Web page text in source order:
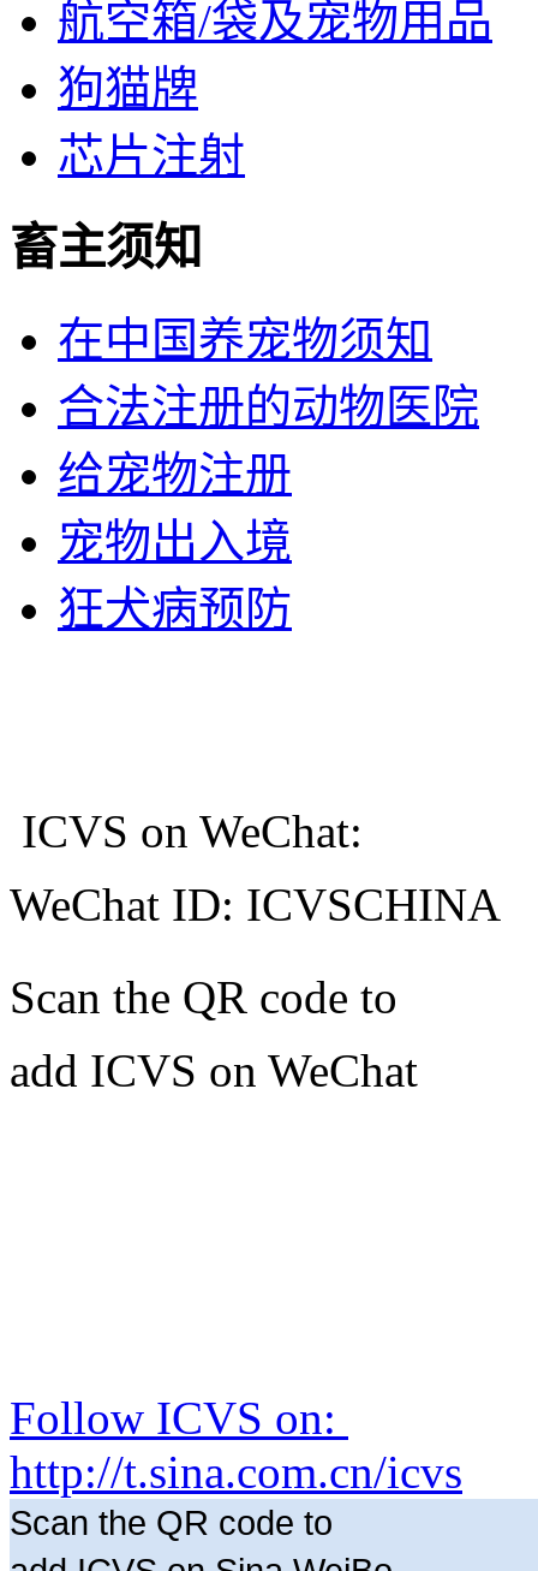
航空箱/袋及宠物用品
狗猫牌
芯片注射
畜主须知
在中国养宠物须知
合法注册的动物医院
给宠物注册
宠物出入境
狂犬病预防
ICVS on WeChat:
WeChat ID: ICVSCHINA
Scan the QR code to
add ICVS on WeChat
Follow ICVS on:
http://t.sina.com.cn/icvs
Scan the QR code to